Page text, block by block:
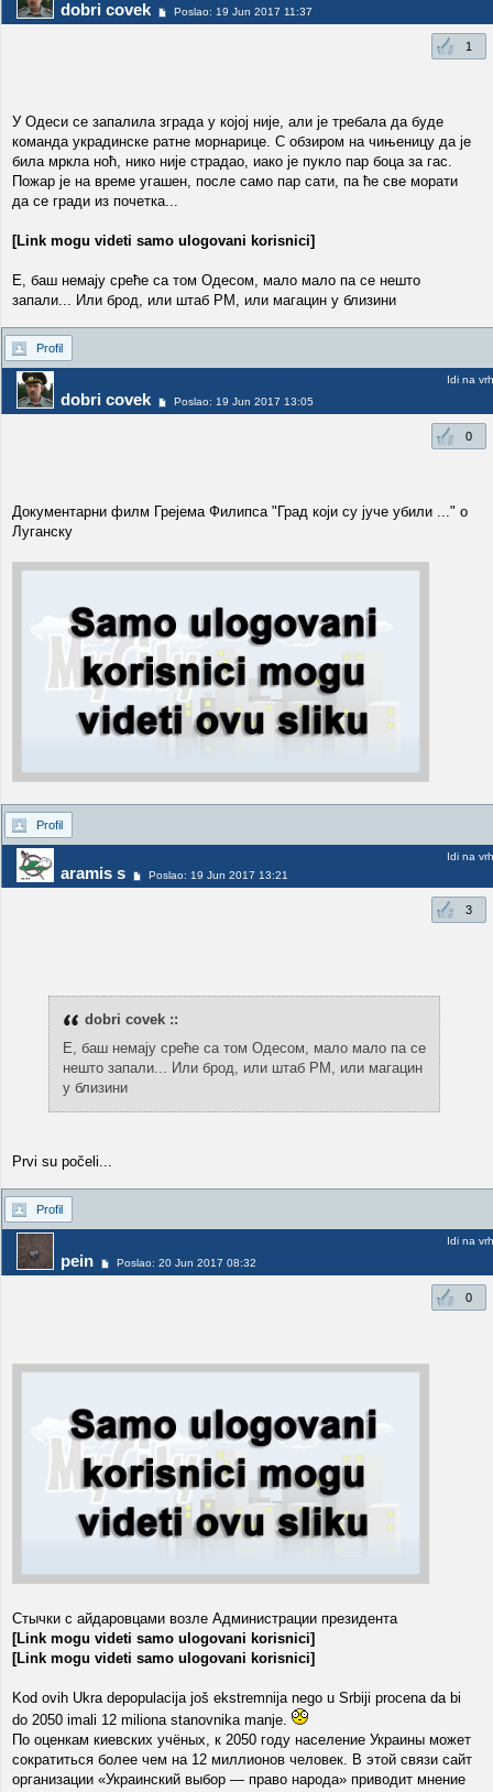
dobri covek Poslao: 19 Jun 2017 11:37
1
У Одеси се запалила зграда у којој није, али је требала да буде
команда украдинске ратне морнарице. С обзиром на чињеницу да је
била мркла ноћ, нико није страдао, иако је пукло пар боца за гас.
Пожар је на време угашен, после само пар сати, па ће све морати
да се гради из почетка...
[Link mogu videti samo ulogovani korisnici]
Е, баш немају среће са том Одесом, мало мало па се нешто
запали... Или брод, или штаб РМ, или магацин у близини
Profil
dobri covek Poslao: 19 Jun 2017 13:05
Idi na vrh
0
Документарни филм Грејема Филипса "Град који су јуче убили ..." о
Луганску
Profil
aramis s Poslao: 19 Jun 2017 13:21
Idi na vrh
3
dobri covek ::
Е, баш немају среће са том Одесом, мало мало па се
нешто запали... Или брод, или штаб РМ, или магацин
у близини
Prvi su počeli...
Profil
pein Poslao: 20 Jun 2017 08:32
Idi na vrh
0
Стычки с айдаровцами возле Администрации президента
[Link mogu videti samo ulogovani korisnici]
[Link mogu videti samo ulogovani korisnici]
Kod ovih Ukra depopulacija još ekstremnija nego u Srbiji procena da bi
do 2050 imali 12 miliona stanovnika manje.
По оценкам киевских учёных, к 2050 году население Украины может
сократиться более чем на 12 миллионов человек. В этой связи сайт
организации «Украинский выбор — право народа» приводит мнение